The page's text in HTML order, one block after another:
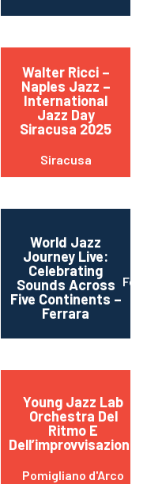
Walter Ricci –
Naples Jazz –
International
Jazz Day
Siracusa 2025
Siracusa
World Jazz
Journey Live:
Celebrating
Sounds Across
Five Continents –
Ferrara
Young Jazz Lab
Orchestra Del
Ritmo E
Dell’improvvisazione
Pomigliano d'Arco